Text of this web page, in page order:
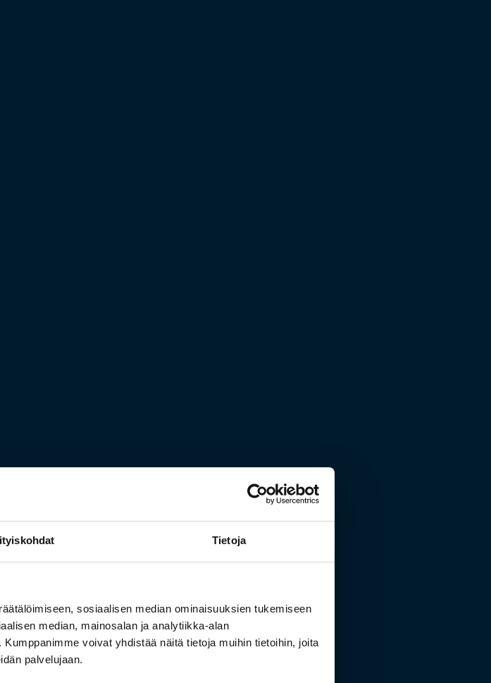
Tietoja
sosiaalisen median ominaisuuksien tukemiseen
median, mainosalan ja analytiikka-alan
voivat yhdistää näitä tietoja muihin tietoihin, joita
palvelujaan.
tehtävänkuva